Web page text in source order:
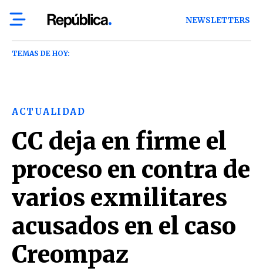
NEWSLETTERS
TEMAS DE HOY:
ACTUALIDAD
CC deja en firme el
proceso en contra de
varios exmilitares
acusados en el caso
Creompaz